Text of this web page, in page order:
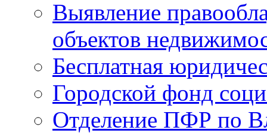
Выявление
объектов
Бесплатная
Городской фонд
Отделение ПФР по